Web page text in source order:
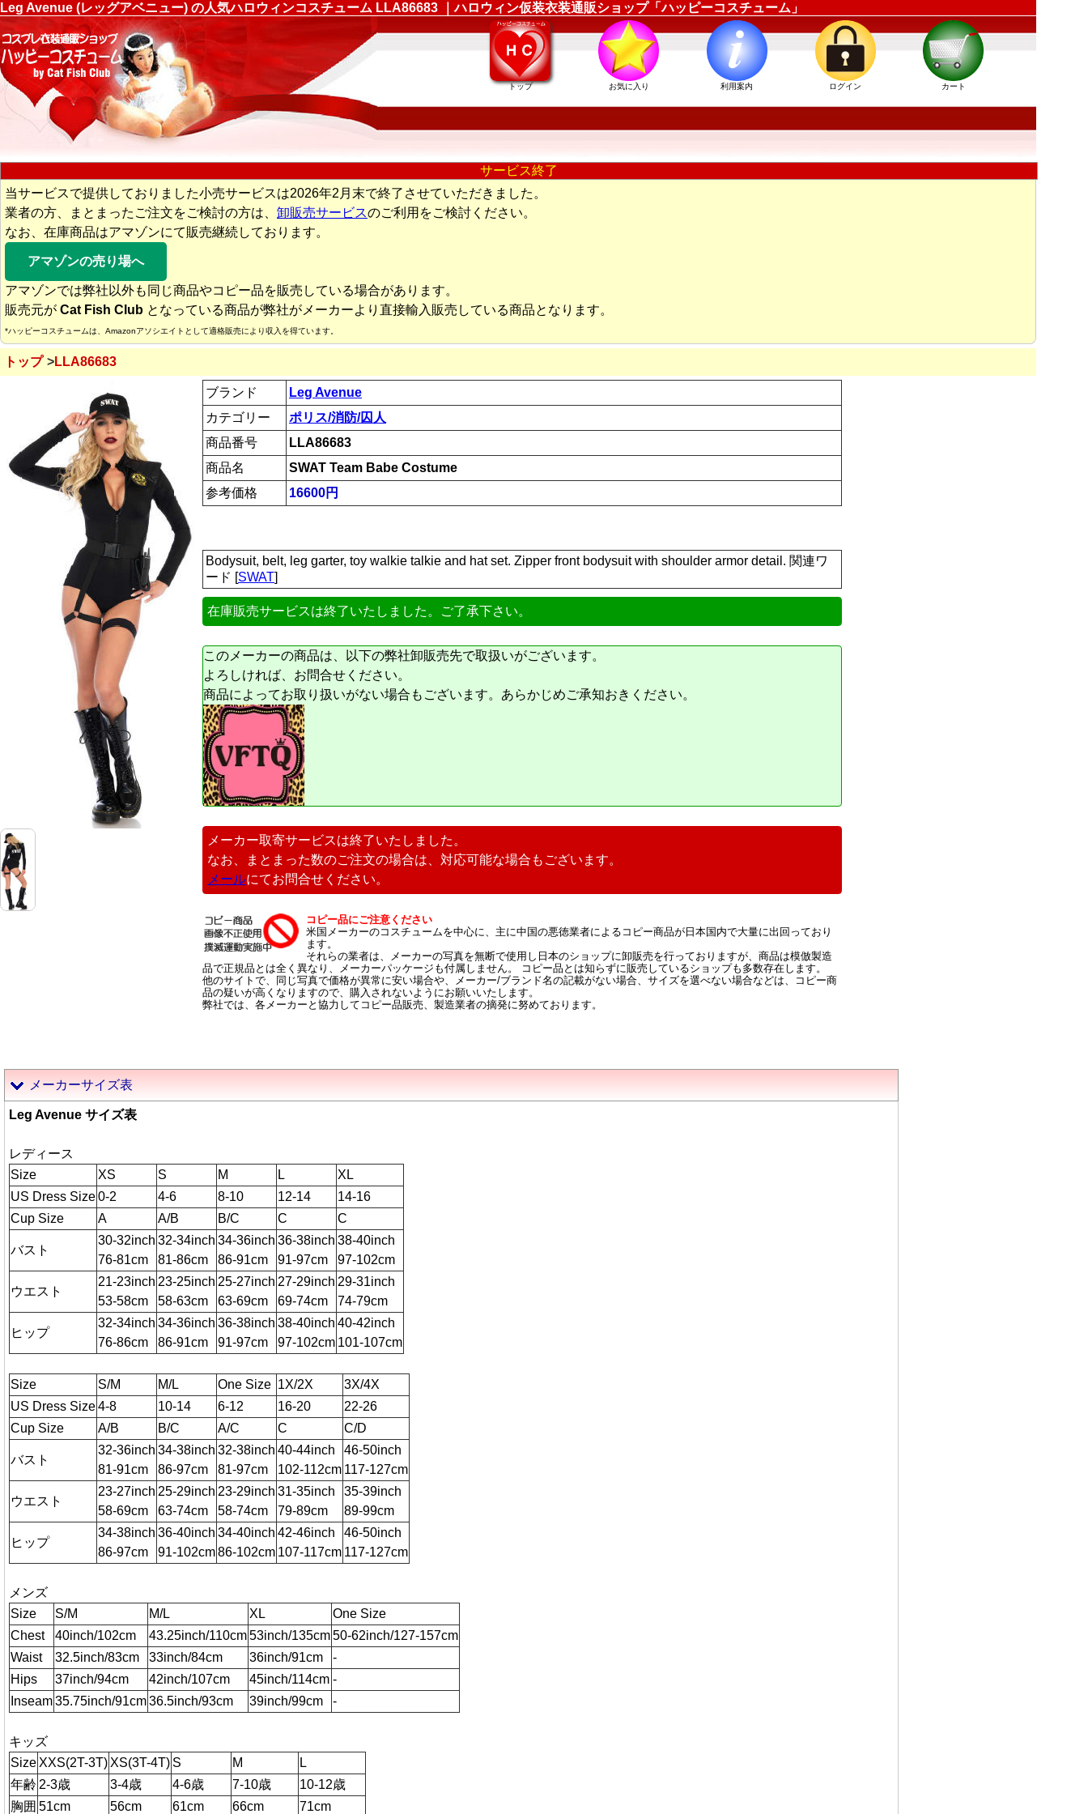
Leg Avenue (レッグアベニュー) の人気ハロウィンコスチューム LLA86683 ｜ハロウィン仮装衣装通販ショップ「ハッピーコスチューム」
トップ お気に入り 利用案内 ログイン カート
サービス終了
当サービスで提供しておりました小売サービスは2026年2月末で終了させていただきました。
業者の方、まとまったご注文をご検討の方は、 卸販売サービスのご利用をご検討ください。
なお、在庫商品はアマゾンにて販売継続しております。
アマゾンの売り場へ
アマゾンでは弊社以外も同じ商品やコピー品を販売している場合があります。
販売元が Cat Fish Club となっている商品が弊社がメーカーより直接輸入販売している商品となります。
*ハッピーコスチュームは、Amazonアソシエイトとして適格販売により収入を得ています。
トップ LLA86683
ブランド
Leg Avenue
カテゴリー
ポリス/消防/囚人
商品番号
LLA86683
商品名
SWAT Team Babe Costume
参考価格
16600円
Bodysuit, belt, leg garter, toy walkie talkie and hat set. Zipper front bodysuit with shoulder armor detail. 関連ワ
ード [SWAT]
在庫販売サービスは終了いたしました。ご了承下さい。
このメーカーの商品は、以下の弊社卸販売先で取扱いがございます。
よろしければ、お問合せください。
商品によってお取り扱いがない場合もございます。あらかじめご承知おきください。
メーカー取寄サービスは終了いたしました。
なお、まとまった数のご注文の場合は、対応可能な場合もございます。
メールにてお問合せください。
コピー品にご注意ください
米国メーカーのコスチュームを中心に、主に中国の悪徳業者によるコピー商品が日本国内で大量に出回っており
ます。
それらの業者は、メーカーの写真を無断で使用し日本のショップに卸販売を行っておりますが、商品は模倣製造
品で正規品とは全く異なり、メーカーパッケージも付属しません。 コピー品とは知らずに販売しているショップも多数存在します。
他のサイトで、同じ写真で価格が異常に安い場合や、メーカー/ブランド名の記載がない場合、サイズを選べない場合などは、コピー商
品の疑いが高くなりますので、購入されないようにお願いいたします。
弊社では、各メーカーと協力してコピー品販売、製造業者の摘発に努めております。
メーカーサイズ表
Leg Avenue サイズ表
レディース
Size
XS S M L
XL
US Dress Size0-2 4-6 8-10 12-14
14-16
Cup Size
A A/B B/C C C
バスト
30-32inch
76-81cm
32-34inch
81-86cm
34-36inch
86-91cm
36-38inch
91-97cm
38-40inch
97-102cm
ウエスト
21-23inch
53-58cm
23-25inch
58-63cm
25-27inch
63-69cm
27-29inch
69-74cm
29-31inch
74-79cm
ヒップ
32-34inch
76-86cm
34-36inch
86-91cm
36-38inch
91-97cm
38-40inch
97-102cm
40-42inch
101-107cm
Size S/M M/L One Size 1X/2X
3X/4X
US Dress Size4-8 10-14 6-12 16-20
22-26
Cup Size
A/B B/C A/C C C/D
バスト
32-36inch
81-91cm
34-38inch
86-97cm
32-38inch
81-97cm
40-44inch
102-112cm
46-50inch
117-127cm
ウエスト
23-27inch
58-69cm
25-29inch
63-74cm
23-29inch
58-74cm
31-35inch
79-89cm
35-39inch
89-99cm
ヒップ
34-38inch
86-97cm
36-40inch
91-102cm
34-40inch
86-102cm
42-46inch
107-117cm
46-50inch
117-127cm
メンズ
Size
S/M M/L XL
One Size
Chest
40inch/102cm 43.25inch/110cm53inch/135cm50-62inch/127-157cm
Waist
32.5inch/83cm 33inch/84cm 36inch/91cm
-
Hips
37inch/94cm 42inch/107cm 45inch/114cm -
Inseam35.75inch/91cm36.5inch/93cm 39inch/99cm -
キッズ
Size XXS(2T-3T) XS(3T-4T) S M
L
年齢 2-3歳 3-4歳 4-6歳 7-10歳
10-12歳
胸囲 51cm 56cm 61cm 66cm 71cm